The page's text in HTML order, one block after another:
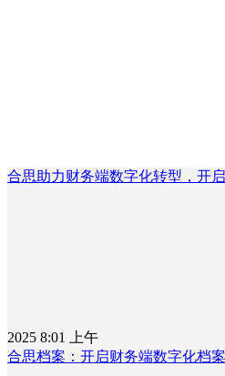
合思助力财务端数字化转型，开
2025 8:01 上午
合思档案：开启财务端数字化档